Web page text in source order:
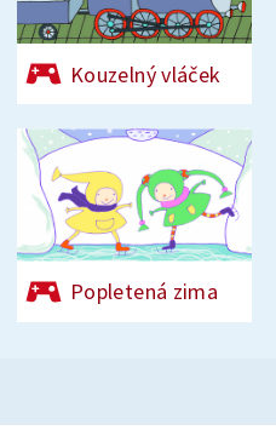
Kouzelný vláček
Popletená zima